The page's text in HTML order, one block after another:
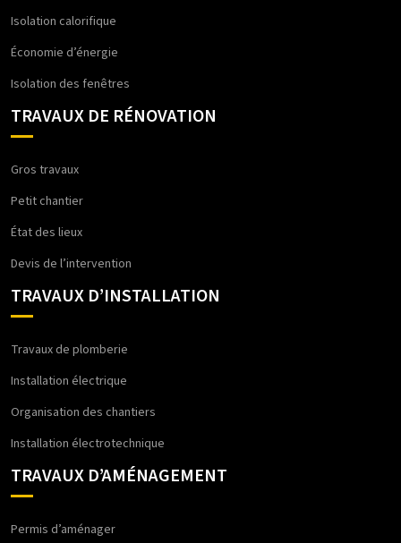
Isolation calorifique
Économie d’énergie
Isolation des fenêtres
TRAVAUX DE RÉNOVATION
Gros travaux
Petit chantier
État des lieux
Devis de l’intervention
TRAVAUX D’INSTALLATION
Travaux de plomberie
Installation électrique
Organisation des chantiers
Installation électrotechnique
TRAVAUX D’AMÉNAGEMENT
Permis d’aménager